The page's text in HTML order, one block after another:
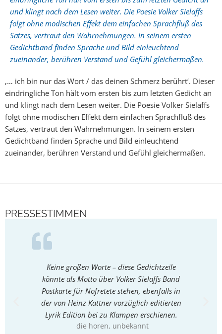
und klingt nach dem Lesen weiter. Die Poesie Volker Sielaffs
folgt ohne modischen Effekt dem einfachen Sprachfluß des
Satzes, vertraut den Wahrnehmungen. In seinem ersten
Gedichtband finden Sprache und Bild einleuchtend
zueinander, berühren Verstand und Gefühl gleichermaßen.
‚… ich bin nur das Wort / das deinen Schmerz berührt‘. Dieser
eindringliche Ton hält vom ersten bis zum letzten Gedicht an
und klingt nach dem Lesen weiter. Die Poesie Volker Sielaffs
folgt ohne modischen Effekt dem einfachen Sprachfluß des
Satzes, vertraut den Wahrnehmungen. In seinem ersten
Gedichtband finden Sprache und Bild einleuchtend
zueinander, berühren Verstand und Gefühl gleichermaßen.
PRESSESTIMMEN
Keine großen Worte – diese Gedichtzeile
könnte als Motto über Volker Sielaffs Band
Postkarte für Nofretete stehen, ebenfalls in
der von Heinz Kattner vorzüglich editierten
Lyrik Edition bei zu Klampen erschienen.
die horen, unbekannt